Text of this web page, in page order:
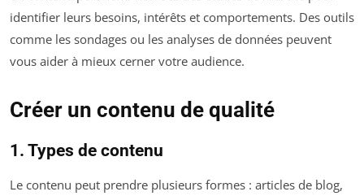
identifier leurs besoins, intérêts et comportements. Des outils
comme les sondages ou les analyses de données peuvent
vous aider à mieux cerner votre audience.
Créer un contenu de qualité
1. Types de contenu
Le contenu peut prendre plusieurs formes : articles de blog,